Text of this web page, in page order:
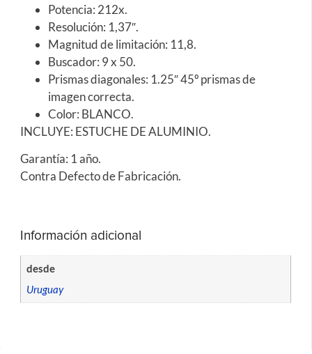
Potencia: 212x.
Resolución: 1,37″.
Magnitud de limitación: 11,8.
Buscador: 9 x 50.
Prismas diagonales: 1.25″ 45º prismas de
imagen correcta.
Color: BLANCO.
INCLUYE: ESTUCHE DE ALUMINIO.
Garantía: 1 año.
Contra Defecto de Fabricación.
Información adicional
desde
Uruguay